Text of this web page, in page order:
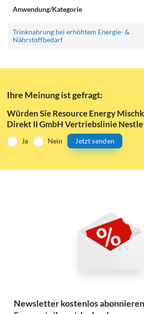
Anwendung/Kategorie
Trinknahrung bei erhöhtem Energie- &
Nährstoffbedarf
Ihre Meinung ist gefragt:
Würden Sie Resource Energy
Direkt II GmbH Vertriebslinie
Ja Nein Jetzt senden
Newsletter kostenlos